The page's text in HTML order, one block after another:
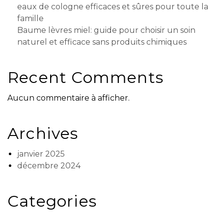
eaux de cologne efficaces et sûres pour toute la
famille
Baume lèvres miel: guide pour choisir un soin
naturel et efficace sans produits chimiques
Recent Comments
Aucun commentaire à afficher.
Archives
janvier 2025
décembre 2024
Categories